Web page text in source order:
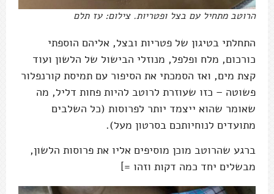
הרוטב מתחיל עם בצל ופטריות. צילום: עז תלם
התחלתי בטיגון של פטריות ובצל, אליהם הוספתי
כורכום, מלח ופלפל, מנוזלי הבישול של הלשון ועוד
קצת מים, ואז הסמכתי את הסיפור עם תמיסת קורנפלור
פשוטה – כזו שעוזרת לרוטב להיות פחות דליל, מה
שאומר שהוא ייצמד יותר לפרוסות (כל השלבים
מתועדים לנוחיותכם בסרטון מעל).
ברגע שהרוטב מוכן מוסיפים אליו את פרוסות הלשון,
מבשלים יחד כמה דקות וזהו =]